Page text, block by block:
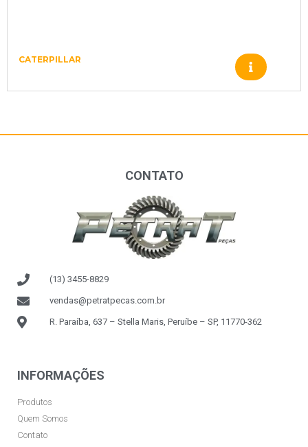
CATERPILLAR
CONTATO
(13) 3455-8829
vendas@petratpecas.com.br
R. Paraíba, 637 – Stella Maris, Peruíbe – SP, 11770-362
INFORMAÇÕES
Produtos
Quem Somos
Contato